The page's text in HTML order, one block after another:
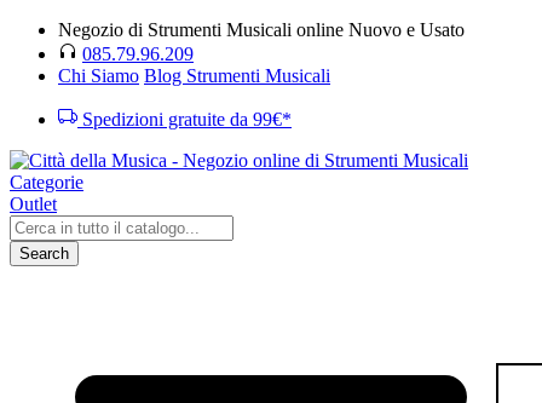
Negozio di Strumenti Musicali online Nuovo e Usato
085.79.96.209
Chi Siamo Blog Strumenti Musicali
Spedizioni gratuite da 99€*
Categorie
Outlet
Search